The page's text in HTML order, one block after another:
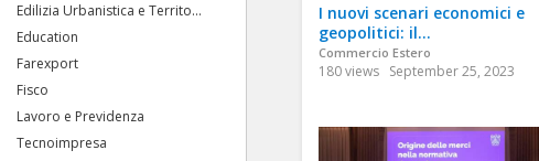
Edilizia Urbanistica e Territo...
Education
Farexport
Fisco
Lavoro e Previdenza
Tecnoimpresa
I nuovi scenari economici e
geopolitici: il...
Commercio Estero
180 views September 25, 2023